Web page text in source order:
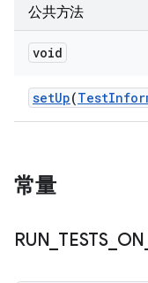
公共方法
void
setUp(Test
常量
RUN TESTS_ ON